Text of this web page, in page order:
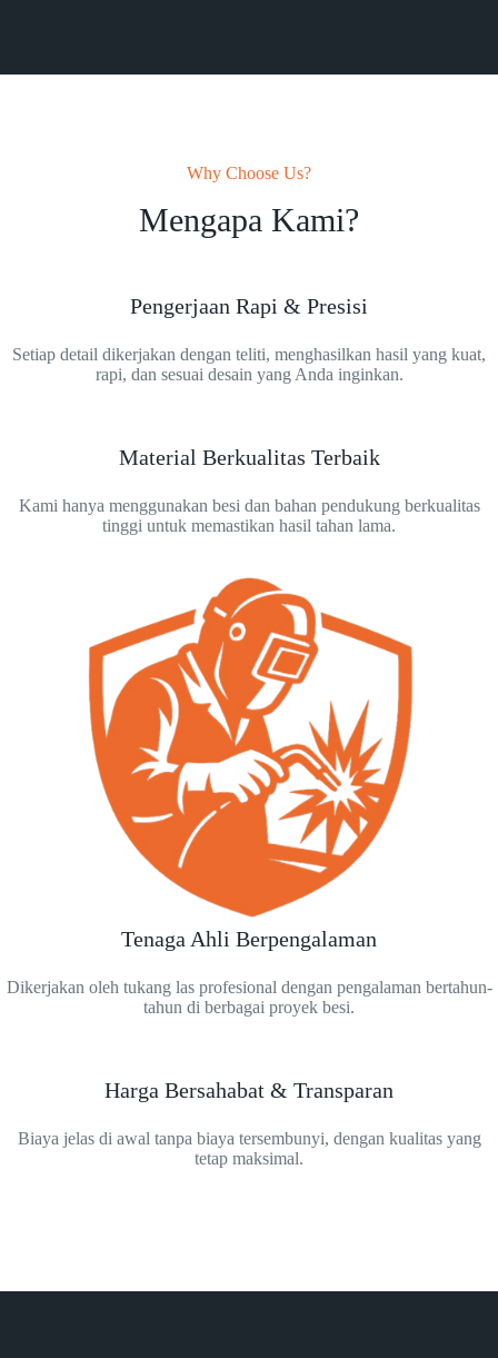
Why Choose Us?
Mengapa Kami?
Pengerjaan Rapi & Presisi
Setiap detail dikerjakan dengan teliti, menghasilkan hasil yang kuat,
rapi, dan sesuai desain yang Anda inginkan.
Material Berkualitas Terbaik
Kami hanya menggunakan besi dan bahan pendukung berkualitas
tinggi untuk memastikan hasil tahan lama.
Tenaga Ahli Berpengalaman
Dikerjakan oleh tukang las profesional dengan pengalaman bertahun-
tahun di berbagai proyek besi.
Harga Bersahabat & Transparan
Biaya jelas di awal tanpa biaya tersembunyi, dengan kualitas yang
tetap maksimal.